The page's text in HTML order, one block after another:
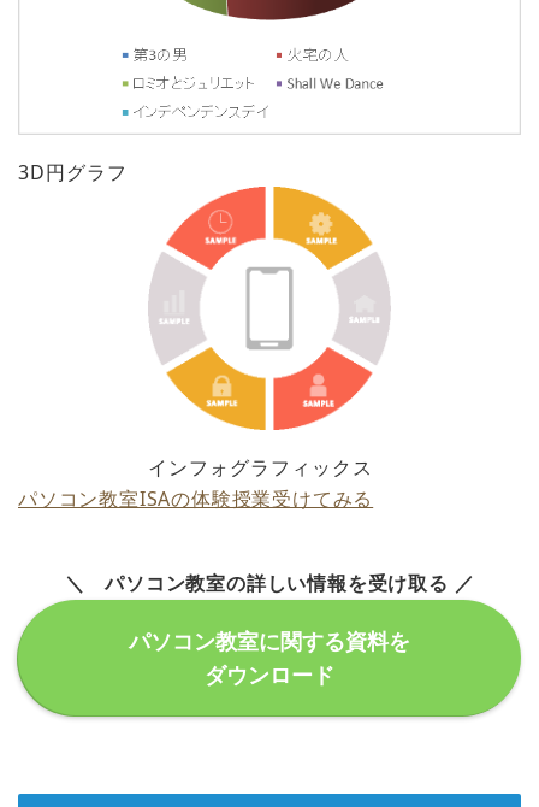
3D円グラフ
インフォグラフィックス
パソコン教室ISAの体験授業受けてみる
＼ パソコン教室の詳しい情報を受け取る ／
パソコン教室に関する資料を
ダウンロード